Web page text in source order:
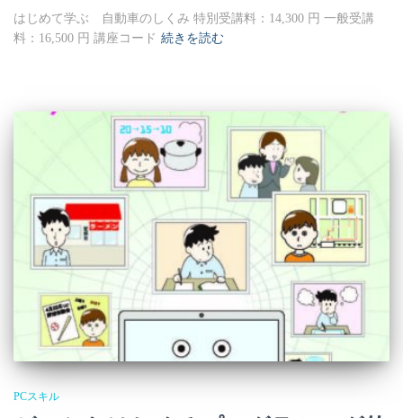
はじめて学ぶ 自動車のしくみ 特別受講料：14,300 円 一般受講
料：16,500 円 講座コード 続きを読む
PCスキル